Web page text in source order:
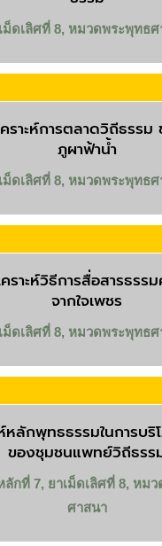
ม็ดเลิศที่ 8, หมวดพระพุทธศ
ราะห์การตลาดวิถีธรร
ภูผาฟ้าน้ำ
ม็ดเลิศที่ 8, หมวดพระพุทธศ
ราะห์วิธีการสื่อสารธรร
จากใจเพชร
ม็ดเลิศที่ 8, หมวดพระพุทธศ
หลักพุทธธรรมในการบริ
ของชุมชนแพทย์วิถีธรร
ลักที่ 7, ยาเม็ดเลิศที่ 8, หมว
ศาสนา